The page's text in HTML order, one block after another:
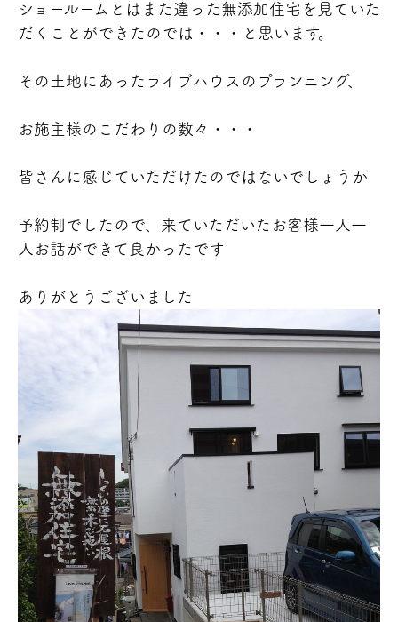
ショールームとはまた違った無添加住宅を見ていた
だくことができたのでは・・・と思います。
その土地にあったライブハウスのプランニング、
お施主様のこだわりの数々・・・
皆さんに感じていただけたのではないでしょうか
予約制でしたので、来ていただいたお客様一人一
人お話ができて良かったです
ありがとうございました